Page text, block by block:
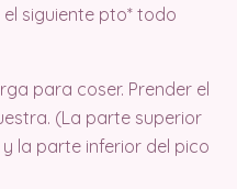
el siguiente pto* todo
para coser. Prender el
(La parte superior
la parte inferior del pico